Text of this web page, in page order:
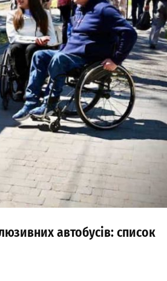
автобусів: список